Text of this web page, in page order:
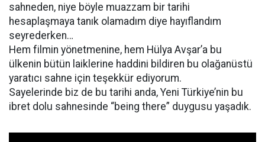
sahneden, niye böyle muazzam bir tarihi
hesaplaşmaya tanık olamadım diye hayıflandım
seyrederken…
Hem filmin yönetmenine, hem Hülya Avşar’a bu
ülkenin bütün laiklerine haddini bildiren bu olağanüstü
yaratıcı sahne için teşekkür ediyorum.
Sayelerinde biz de bu tarihi anda, Yeni Türkiye’nin bu
ibret dolu sahnesinde “being there” duygusu yaşadık.